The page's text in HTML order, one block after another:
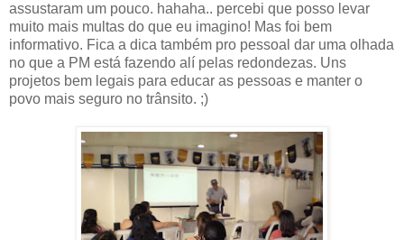
assustaram um pouco. hahaha.. percebi que posso levar
muito mais multas do que eu imagino! Mas foi bem
informativo. Fica a dica também pro pessoal dar uma olhada
no que a PM está fazendo alí pelas redondezas. Uns
projetos bem legais para educar as pessoas e manter o
povo mais seguro no trânsito. ;)